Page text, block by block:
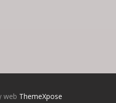
web ThemeXpose